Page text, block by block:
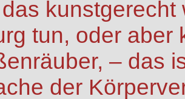
tun, oder aber
– das
der